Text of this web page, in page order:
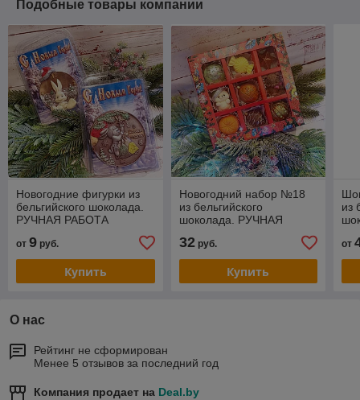
Подобные товары компании
Новогодние фигурки из
бельгийского шоколада.
РУЧНАЯ РАБОТА
от 9 руб.
Купить
Новогодний набор №18
из бельгийского
шоколада. РУЧНАЯ
32руб.
Купить
из
от
О нас
Рейтинг не сформирован
Менее 5 отзывов за последний год
Компания продает на Deal.by